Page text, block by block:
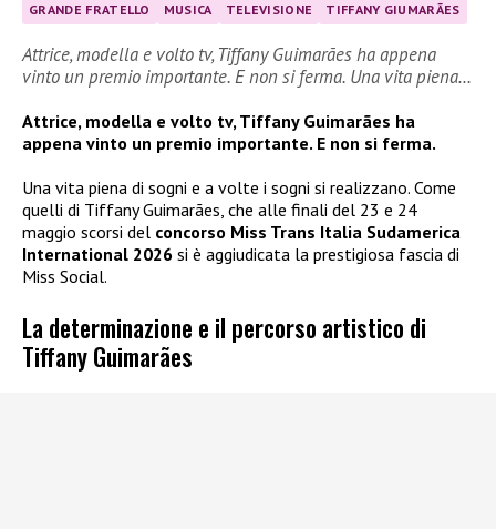
GRANDE FRATELLO MUSICA TELEVISIONE TIFFANY GIUMARÃES
Attrice, modella e volto tv, Tiffany Guimarães ha appena
vinto un premio importante. E non si ferma. Una vita piena…
Attrice, modella e volto tv, Tiffany Guimarães ha
appena vinto un premio importante. E non si ferma.
Una vita piena di sogni e a volte i sogni si realizzano. Come
quelli di Tiffany Guimarães, che alle finali del 23 e 24
maggio scorsi del concorso Miss Trans Italia Sudamerica
International 2026 si è aggiudicata la prestigiosa fascia di
Miss Social.
La determinazione e il percorso artistico di
Tiffany Guimarães